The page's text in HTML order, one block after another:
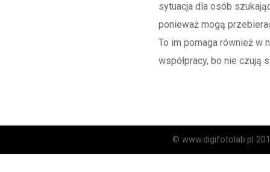
sytuacja dla osób
ponieważ mogą
To im pomaga również w
współpracy, bo nie czują
© www.digifotolab.pl